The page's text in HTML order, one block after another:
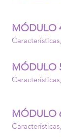
MÓDULO
MÓDULO
MÓDULO